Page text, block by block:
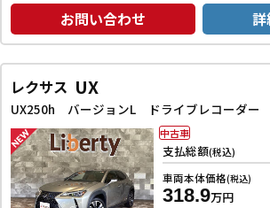
お問い合わせ 詳
レクサス UX
支払総額(税込)
車両本体価格(税込)
318.9万円
中古車